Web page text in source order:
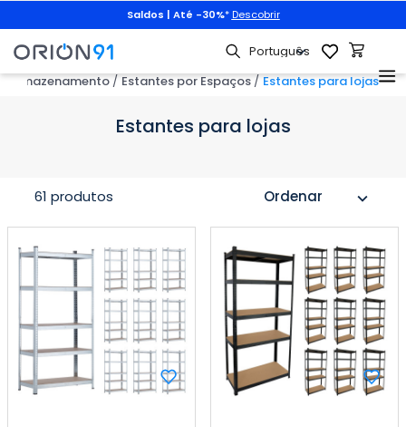
Animais de estimação|3x2 + portes grátiscom
armazenamento Estantes por Espaços Estantes para lojas
Estantes para lojas
Ordenar expand_more
61 produtos